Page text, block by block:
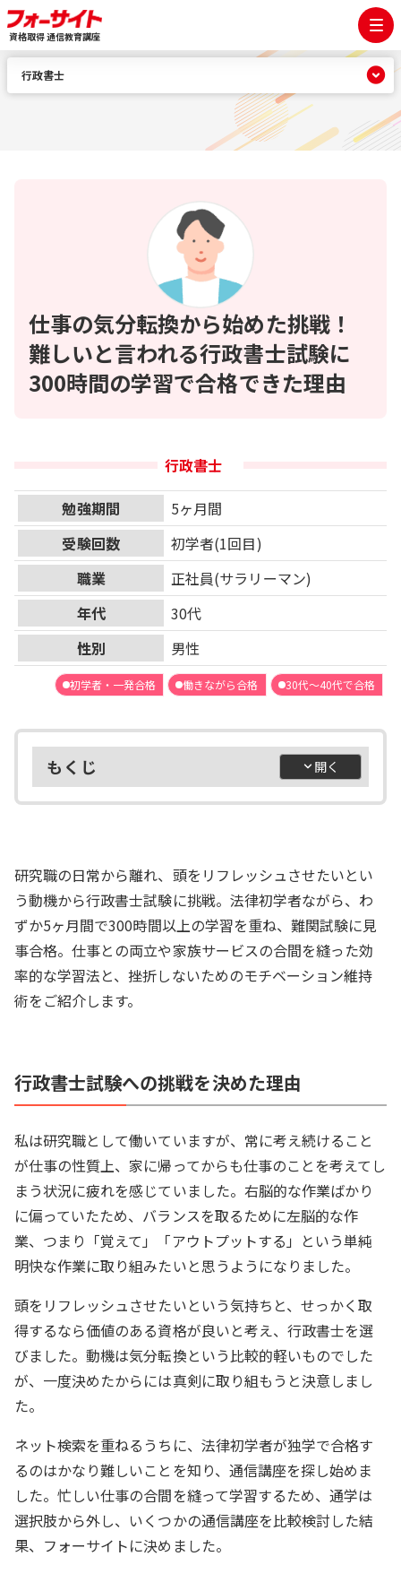
資格取得 通信教育講座
仕事の気分転換から始めた挑戦！
難しいと言われる行政書士試験に
300時間の学習で合格できた理由
行政書士
勉強期間
5ヶ月間
受験回数
初学者(1回目)
職業
正社員(サラリーマン)
年代
30代
性別
男性
初学者・一発合格 働きながら合格 30代～40代で合格
もくじ
研究職の日常から離れ、頭をリフレッシュさせたいとい
う動機から行政書士試験に挑戦。法律初学者ながら、わ
ずか5ヶ月間で300時間以上の学習を重ね、難関試験に見
事合格。仕事との両立や家族サービスの合間を縫った効
率的な学習法と、挫折しないためのモチベーション維持
術をご紹介します。
行政書士試験への挑戦を決めた理由
私は研究職として働いていますが、常に考え続けること
が仕事の性質上、家に帰ってからも仕事のことを考えてし
まう状況に疲れを感じていました。右脳的な作業ばかり
に偏っていたため、バランスを取るために左脳的な作
業、つまり「覚えて」「アウトプットする」という単純
明快な作業に取り組みたいと思うようになりました。
頭をリフレッシュさせたいという気持ちと、せっかく取
得するなら価値のある資格が良いと考え、行政書士を選
びました。動機は気分転換という比較的軽いものでした
が、一度決めたからには真剣に取り組もうと決意しまし
た。
ネット検索を重ねるうちに、法律初学者が独学で合格す
るのはかなり難しいことを知り、通信講座を探し始めま
した。忙しい仕事の合間を縫って学習するため、通学は
選択肢から外し、いくつかの通信講座を比較検討した結
果、フォーサイトに決めました。
行政書士